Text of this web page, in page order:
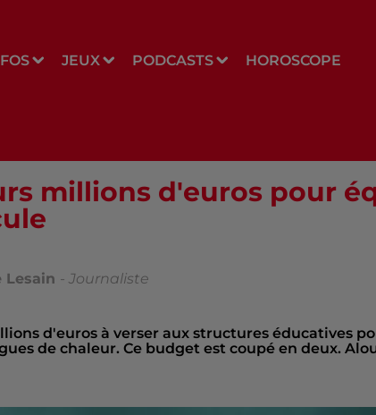
JEUX PODCASTS HOROSCOPE
millions d'euros pour
Lesain - Journaliste
d'euros à verser aux structures éducatives
de chaleur. Ce budget est coupé en deux.